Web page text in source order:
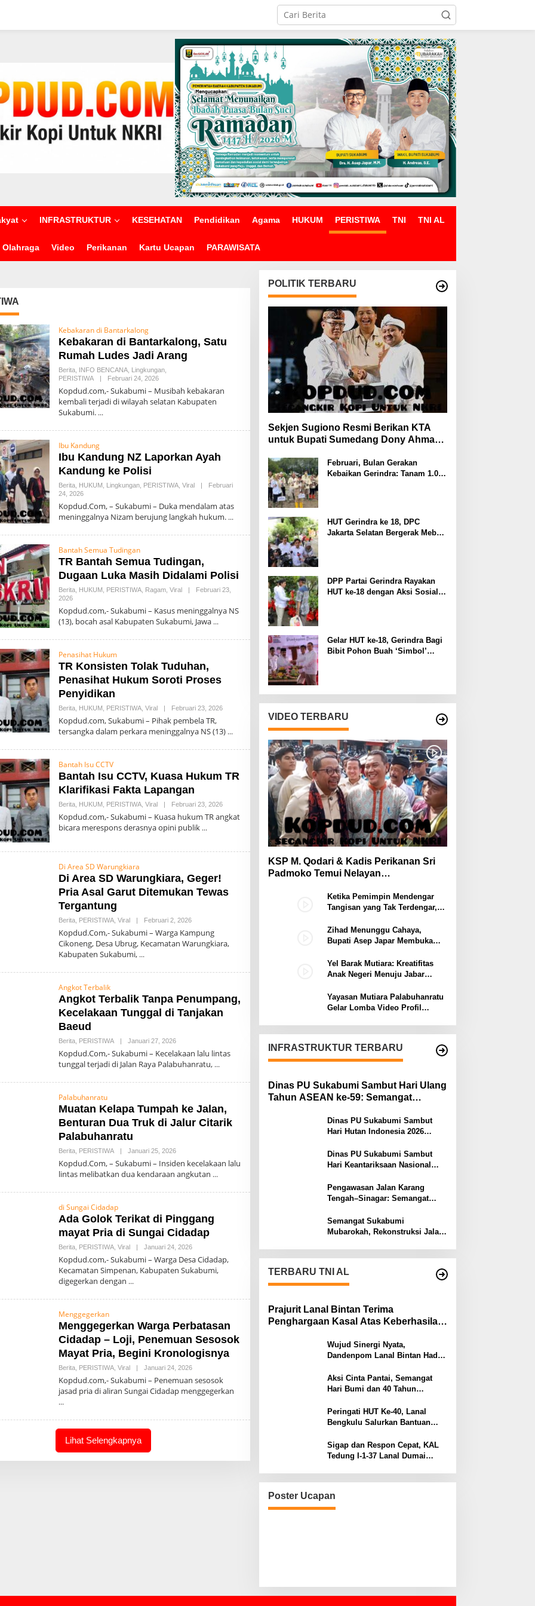
INFRASTRUKTUR KESEHATAN Pendidikan Agama HUKUM PERISTIWA TNI TNI AL
Olahraga Video Perikanan Kartu Ucapan PARAWISATA
Kebakaran di Bantarkalong
Kebakaran di Bantarkalong, Satu
Rumah Ludes Jadi Arang
Berita, INFO BENCANA, Lingkungan,
PERISTIWA
| Februari 24, 2026O
E
H
Kopdud.com,- Sukabumi – Musibah kebakaran
kembali terjadi di wilayah selatan Kabupaten
Sukabumi.
Ibu Kandung
Ibu Kandung NZ Laporkan Ayah
Kandung ke Polisi
Berita, HUKUM, Lingkungan, PERISTIWA, Viral |
Februari
24, 2026O
E
H
0
Kopdud.Com, – Sukabumi – Duka mendalam atas
meninggalnya Nizam berujung langkah hukum.
Bantah Semua Tudingan
TR Bantah Semua Tudingan,
Dugaan Luka Masih Didalami Polisi
Berita, HUKUM, PERISTIWA, Ragam, Viral |
Februari 23,
2026O
E
H
0
Kopdud.com,- Sukabumi – Kasus meninggalnya NS
(13), bocah asal Kabupaten Sukabumi, Jawa
Penasihat Hukum
TR Konsisten Tolak Tuduhan,
Penasihat Hukum Soroti Proses
Penyidikan
Berita, HUKUM, PERISTIWA, Viral | Februari 23, 2026O
H
0
Kopdud.com, Sukabumi – Pihak pembela TR,
tersangka dalam perkara meninggalnya NS (13)
Bantah Isu CCTV
Bantah Isu CCTV, Kuasa Hukum TR
Klarifikasi Fakta Lapangan
Berita, HUKUM, PERISTIWA, Viral | Februari 23, 2026O
E
7
Kopdud.com,- Sukabumi – Kuasa hukum TR angkat
bicara merespons derasnya opini publik
Di Area SD Warungkiara
Di Area SD Warungkiara, Geger!
Pria Asal Garut Ditemukan Tewas
Tergantung
Berita, PERISTIWA, Viral | Februari 2, 2026O
E
H
Kopdud.Com,- Sukabumi – Warga Kampung
Cikoneng, Desa Ubrug, Kecamatan Warungkiara,
Kabupaten Sukabumi,
Angkot Terbalik
Angkot Terbalik Tanpa Penumpang,
Kecelakaan Tunggal di Tanjakan
Baeud
Berita, PERISTIWA | Januari 27, 2026O
E
H
0
Kopdud.Com,- Sukabumi – Kecelakaan lalu lintas
tunggal terjadi di Jalan Raya Palabuhanratu,
Palabuhanratu
Muatan Kelapa Tumpah ke Jalan,
Benturan Dua Truk di Jalur Citarik
Palabuhanratu
Berita, PERISTIWA | Januari 25, 2026O
E
H
0
Kopdud.Com, – Sukabumi – Insiden kecelakaan lalu
lintas melibatkan dua kendaraan angkutan
di Sungai Cidadap
Ada Golok Terikat di Pinggang
mayat Pria di Sungai Cidadap
Berita, PERISTIWA, Viral | Januari 24, 2026O
E
H
Kopdud.com,- Sukabumi – Warga Desa Cidadap,
Kecamatan Simpenan, Kabupaten Sukabumi,
digegerkan dengan
Menggegerkan
Menggegerkan Warga Perbatasan
Cidadap – Loji, Penemuan Sesosok
Mayat Pria, Begini Kronologisnya
Berita, PERISTIWA, Viral | Januari 24, 2026O
E
H
Kopdud.com,- Sukabumi – Penemuan sesosok
jasad pria di aliran Sungai Cidadap menggegerkan
Lihat Selengkapnya
POLITIK TERBARU
Sekjen Sugiono Resmi Berikan KTA
untuk Bupati Sumedang Dony Ahmad
Februari, Bulan Gerakan
Kebaikan Gerindra: Tanam 1.000
HUT Gerindra ke 18, DPC
Jakarta Selatan Bergerak Meberi
DPP Partai Gerindra Rayakan
HUT ke-18 dengan Aksi Sosial
Gelar HUT ke-18, Gerindra Bagi
Bibit Pohon Buah ‘Simbol’
VIDEO TERBARU
KSP M. Qodari & Kadis Perikanan Sri
Padmoko Temui Nelayan
Ketika Pemimpin Mendengar
Tangisan yang Tak Terdengar,
dengan Mubarokah
Zihad Menunggu Cahaya,
Bupati Asep Japar Membuka
Yel Barak Mutiara: Kreatifitas
Anak Negeri Menuju Jabar
Mubarokah
Yayasan Mutiara Palabuhanratu
Gelar Lomba Video Profil
INFRASTRUKTUR TERBARU
Dinas PU Sukabumi Sambut Hari Ulang
Tahun ASEAN ke-59: Semangat
BerkelanjutanDinas PU Sukabumi Sambut
Hari Hutan Indonesia 2026
Masa Depan
Dinas PU Sukabumi Sambut
Hari Keantariksaan Nasional
Bangun Negeri Menuju Masa
Depan
Pengawasan Jalan Karang
Tengah–Sinagar: Semangat
Semangat Sukabumi
Mubarokah, Rekonstruksi Jalan
TERBARU TNI AL
Prajurit Lanal Bintan Terima
Penghargaan Kasal Atas Keberhasilan
Wujud Sinergi Nyata,
Dandenpom Lanal Bintan Hadiri
Tanjungpinang
Aksi Cinta Pantai, Semangat
Hari Bumi dan 40 Tahun
Peringati HUT Ke-40, Lanal
Bengkulu Salurkan Bantuan
Sigap dan Respon Cepat, KAL
Tedung I-1-37 Lanal Dumai
Poster Ucapan